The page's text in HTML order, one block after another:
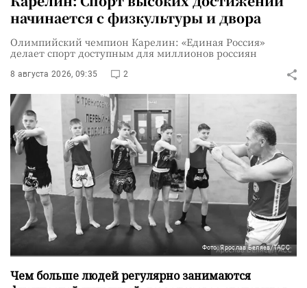
начинается с физкультуры и двора
Олимпийский чемпион Карелин: «Единая Россия»
делает спорт доступным для миллионов россиян
8 августа 2026, 09:35 2
Фото: Ярослав Беляев/ТАСС
Чем больше людей регулярно занимаются